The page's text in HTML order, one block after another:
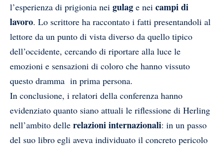
l’esperienza di prigionia nei gulag e nei campi di
lavoro. Lo scrittore ha raccontato i fatti presentandoli al
lettore da un punto di vista diverso da quello tipico
dell’occidente, cercando di riportare alla luce le
emozioni e sensazioni di coloro che hanno vissuto
questo dramma in prima persona.
In conclusione, i relatori della conferenza hanno
evidenziato quanto siano attuali le riflessione di Herling
nell’ambito delle relazioni internazionali: in un passo
del suo libro egli aveva individuato il concreto pericolo